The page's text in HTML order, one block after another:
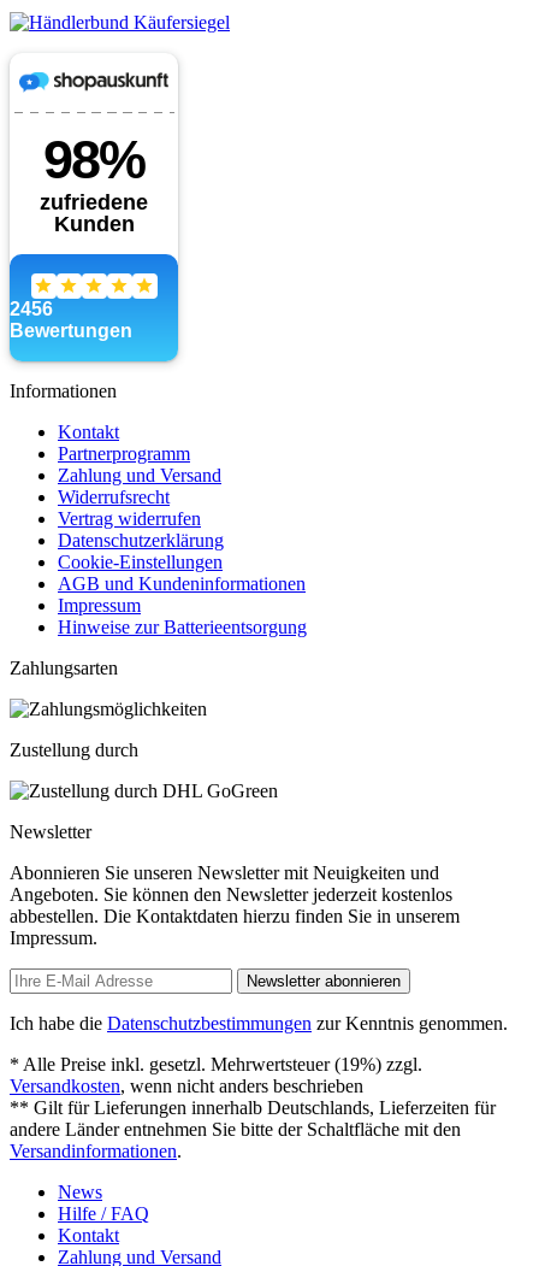
Informationen
Kontakt
Partnerprogramm
Zahlung und Versand
Widerrufsrecht
Vertrag widerrufen
Datenschutzerklärung
Cookie-Einstellungen
AGB und Kundeninformationen
Impressum
Hinweise zur Batterieentsorgung
Zahlungsarten
Zustellung durch
Newsletter
Abonnieren Sie unseren Newsletter mit Neuigkeiten und
Angeboten. Sie können den Newsletter jederzeit kostenlos
abbestellen. Die Kontaktdaten hierzu finden Sie in unserem
Impressum.
Newsletter abonnieren
Ich habe die Datenschutzbestimmungen zur Kenntnis genommen.
* Alle Preise inkl. gesetzl. Mehrwertsteuer (19%) zzgl.
Versandkosten, wenn nicht anders beschrieben
** Gilt für Lieferungen innerhalb Deutschlands, Lieferzeiten für
andere Länder entnehmen Sie bitte der Schaltfläche mit den
Versandinformationen.
News
Hilfe / FAQ
Kontakt
Zahlung und Versand